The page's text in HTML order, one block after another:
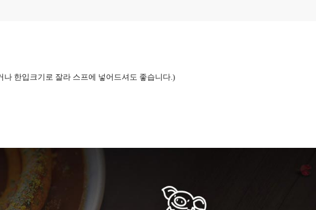
나 한입크기로 잘라 스프에 넣어드셔도 좋습니다.)